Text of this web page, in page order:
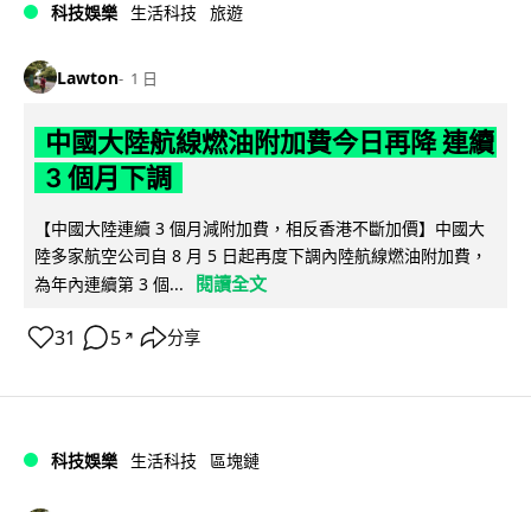
科技娛樂 生活科技 旅遊
Lawton 1 日
中國大陸航線燃油附加費今日再降 連續
3 個月下調
【中國大陸連續 3 個月減附加費，相反香港不斷加價】中國大
陸多家航空公司自 8 月 5 日起再度下調內陸航線燃油附加費，
為年內連續第 3 個...
閱讀全文
31 5 ↗ 分享
科技娛樂 生活科技 區塊鏈